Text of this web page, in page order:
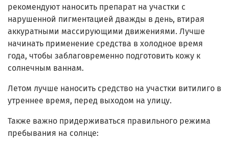
рекомендуют наносить препарат на участки с
нарушенной пигментацией дважды в день, втирая
аккуратными массирующими движениями. Лучше
начинать применение средства в холодное время
года, чтобы заблаговременно подготовить кожу к
солнечным ваннам.
Летом лучше наносить средство на участки витилиго в
утреннее время, перед выходом на улицу.
Также важно придерживаться правильного режима
пребывания на солнце: